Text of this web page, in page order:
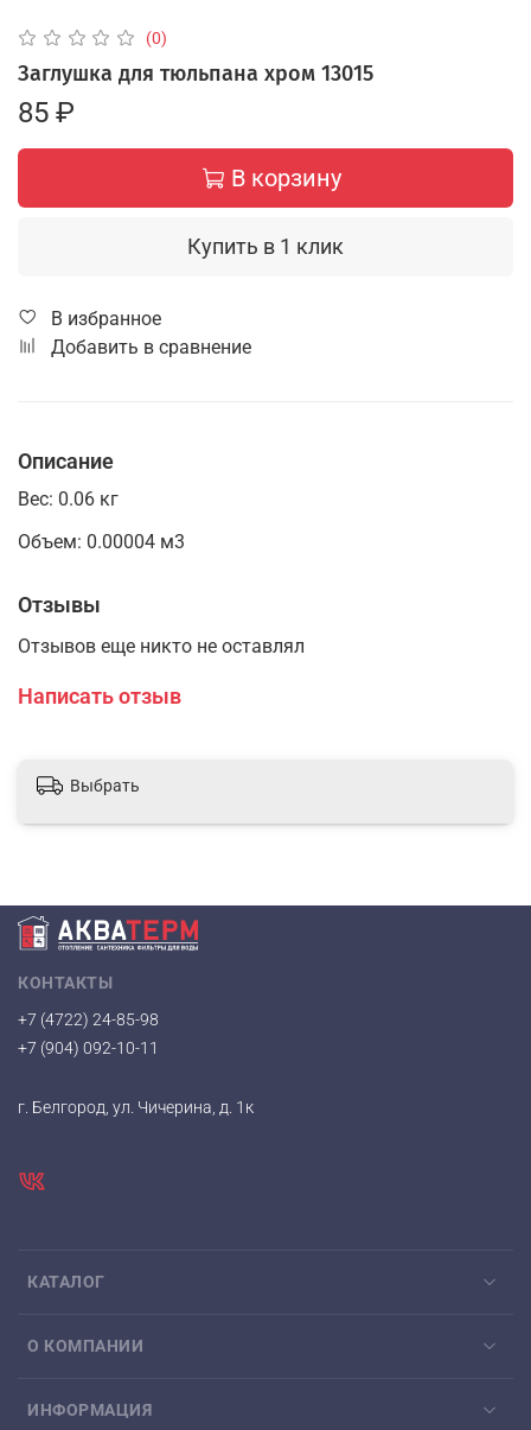
(0)
Заглушка для тюльпана хром 13015
85 ₽
В корзину
Купить в 1 клик
В избранное
Добавить в сравнение
Описание
Вес: 0.06 кг
Объем: 0.00004 м3
Отзывы
Отзывов еще никто не оставлял
Написать отзыв
Выбрать
КАТАЛОГ
О КОМПАНИИ
ИНФОРМАЦИЯ
КОНТАКТЫ
+7 (4722) 24-85-98
+7 (904) 092-10-11
г. Белгород, ул. Чичерина, д. 1к